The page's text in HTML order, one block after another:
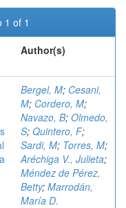
1 of 1
Author(s)
Bergel, M; Cesani,
M; Cordero, M;
Navazo, B; Olmedo,
S; Quintero, F;
Sardi, M; Torres, M;
Aréchiga V., Julieta;
Méndez de Pérez,
Betty; Marrodán,
María D.